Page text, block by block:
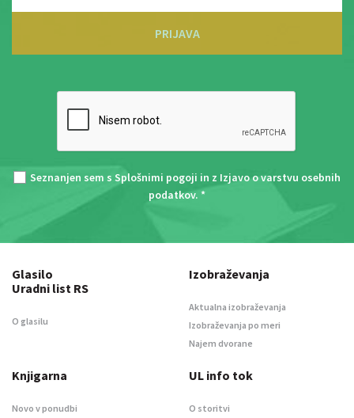
PRIJAVA
Seznanjen sem s Splošnimi pogoji in z Izjavo o varstvu osebnih
podatkov. *
Glasilo
Uradni list RS
O glasilu
Izobraževanja
Aktualna izobraževanja
Izobraževanja po meri
Najem dvorane
Knjigarna
Novo v ponudbi
UL info tok
O storitvi